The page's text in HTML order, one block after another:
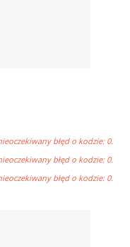
błęd o kodzie: 0.
błęd o kodzie: 0.
błęd o kodzie: 0.